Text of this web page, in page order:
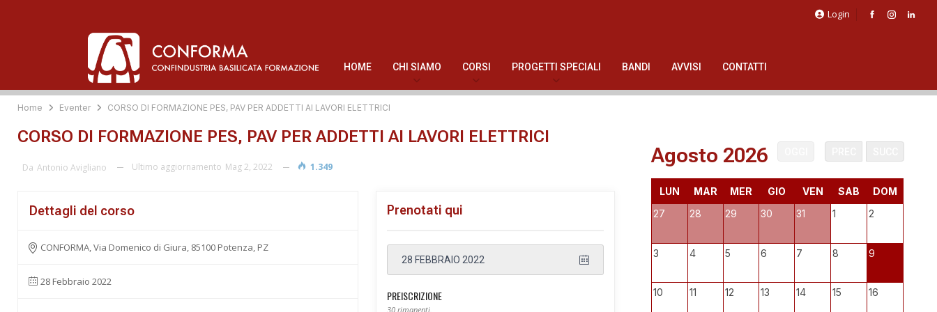
Login
HOME CHI SIAMO CORSI PROGETTI SPECIALI BANDI AVVISI CONTATTI
Home Eventer CORSO DI FORMAZIONE PES, PAV PER ADDETTI AI LAVORI ELETTRICI
CORSO DI FORMAZIONE PES, PAV PER ADDETTI AI LAVORI ELETTRICI
Da Antonio Avigliano Ultimo aggiornamento Mag 2, 2022 1.349
Dettagli del corso
CONFORMA, Via Domenico di Giura, 85100 Potenza, PZ
28 Febbraio 2022
Prenotati qui
28 FEBBRAIO 2022
PREISCRIZIONE
30 rimanenti.
Agosto 2026
LUN MAR MER GIO VEN SAB
DOM
27
28 29 30 31 1 2
3 4 5 6 7 8 9
10 11 12 13 14 15 16